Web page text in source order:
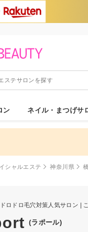
ン ネイル・まつげサ
シャルエステ 神奈川県
ロドロ毛穴対策人気サロン |
(ラポール)